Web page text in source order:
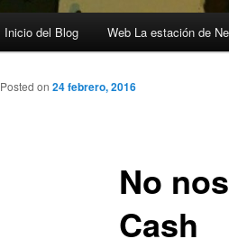
Inicio del Blog Web La estación de
No
Cash
Posted on 24 febrero, 2016